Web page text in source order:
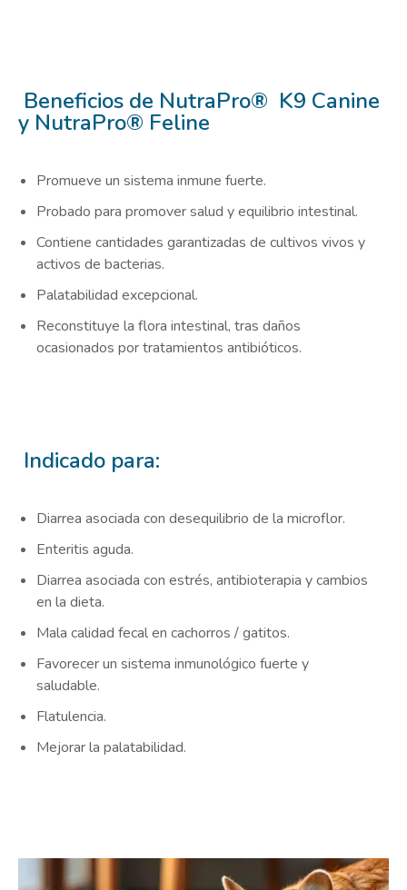
Beneficios de NutraPro® K9 Canine
y NutraPro® Feline
Promueve un sistema inmune fuerte.
Probado para promover salud y equilibrio intestinal.
Contiene cantidades garantizadas de cultivos vivos y
activos de bacterias.
Palatabilidad excepcional.
Reconstituye la flora intestinal, tras daños
ocasionados por tratamientos antibióticos.
Indicado para:
Diarrea asociada con desequilibrio de la microflor.
Enteritis aguda.
Diarrea asociada con estrés, antibioterapia y cambios
en la dieta.
Mala calidad fecal en cachorros / gatitos.
Favorecer un sistema inmunológico fuerte y
saludable.
Flatulencia.
Mejorar la palatabilidad.